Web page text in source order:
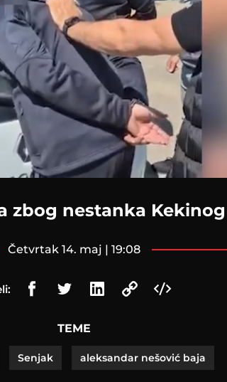
zbog nestanka
četvrtak 14. maj | 19:08
TEME
Senjak aleksandar nešović baja